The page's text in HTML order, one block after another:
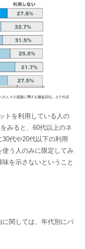
トを利用している人の
みると、60代以上のネ
代や20代以下の利用
う人のみに限定してみ
を示さないということ
に関しては、年代別にバ